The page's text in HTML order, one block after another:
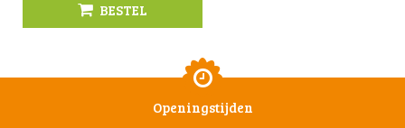
BESTEL
Openingstijden